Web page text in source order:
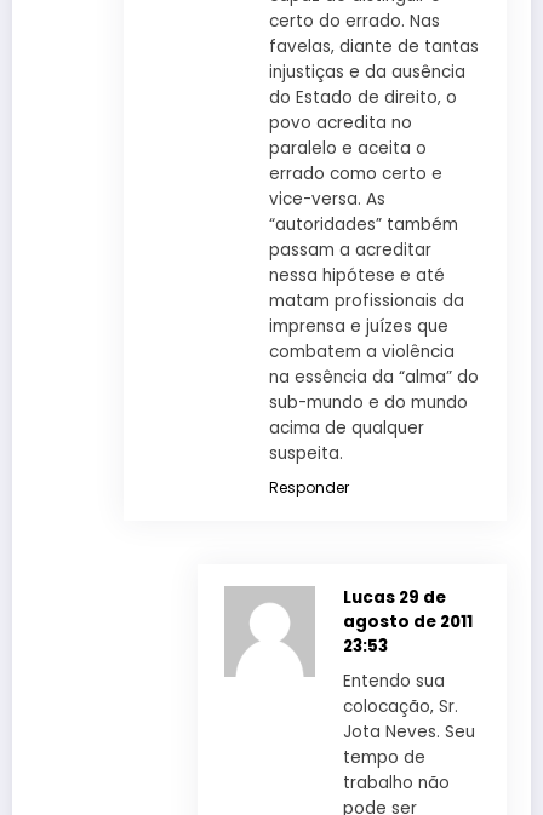
certo do errado. Nas
favelas, diante de tantas
injustiças e da ausência
do Estado de direito, o
povo acredita no
paralelo e aceita o
errado como certo e
vice-versa. As
“autoridades” também
passam a acreditar
nessa hipótese e até
matam profissionais da
imprensa e juízes que
combatem a violência
na essência da “alma” do
sub-mundo e do mundo
acima de qualquer
suspeita.
Responder
Lucas 29 de
agosto de 2011
23:53
Entendo sua
colocação, Sr.
Jota Neves. Seu
tempo de
trabalho não
pode ser